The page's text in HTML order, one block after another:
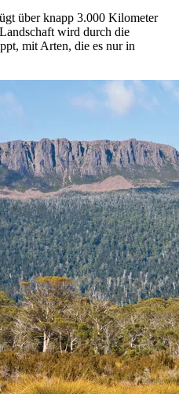
über knapp 3.000 Kilometer
wird durch die
mit Arten, die es nur in